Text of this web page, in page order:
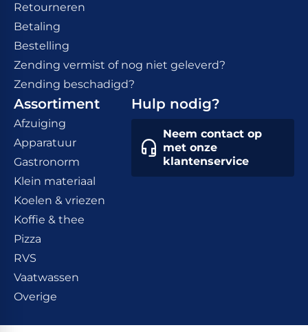
Retourneren
Betaling
Bestelling
Zending vermist of nog niet geleverd?
Zending beschadigd?
Assortiment
Afzuiging
Apparatuur
Gastronorm
Klein materiaal
Koelen & vriezen
Koffie & thee
Pizza
RVS
Vaatwassen
Overige
Hulp nodig?
Neem contact op
met onze
klantenservice